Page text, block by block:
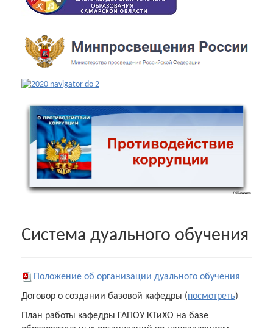
Cистема дуального обучения
Положение об организации дуального обучения
Договор о создании базовой кафедры (посмотреть)
План работы кафедры ГАПОУ КТиХО на базе